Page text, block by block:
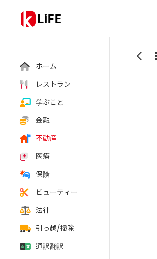
LiFE
ホーム
レストラン
学ぶこと
金融
不動産
医療
保険
ビューティー
法律
引っ越/掃除
通訳翻訳